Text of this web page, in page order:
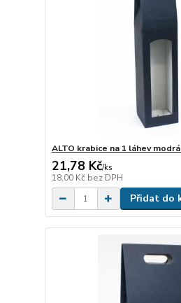
ALTO krabice na 1 láhev
21,78 Kč/ks
18,00 Kč bez DPH
Přidat do